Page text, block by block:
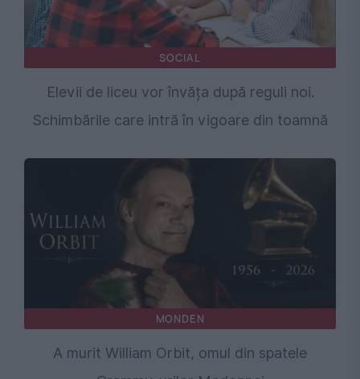
SOCIAL
Elevii de liceu vor învăța după reguli noi.
Schimbările care intră în vigoare din toamnă
MONDEN
A murit William Orbit, omul din spatele